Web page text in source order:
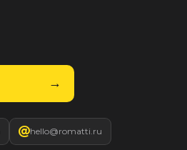
hello@romatti.ru